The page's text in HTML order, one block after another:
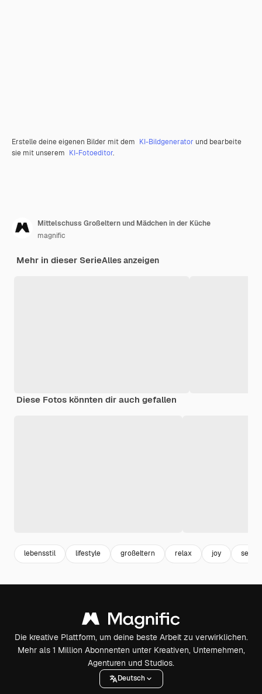
Erstelle deine eigenen Bilder mit dem KI-Bildgenerator und bearbeite
sie mit unserem KI-Fotoeditor.
Mittelschuss Großeltern und Mädchen in der Küche
magnific
Mehr in dieser SerieAlles anzeigen
Diese Fotos könnten dir auch gefallen
lebensstil lifestyle großeltern relax joy
Die kreative Plattform, um deine beste Arbeit zu verwirklichen.
Mehr als 1 Million Abonnenten unter Kreativen, Unternehmen,
Agenturen und Studios.
Deutsch